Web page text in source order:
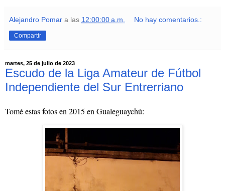
Alejandro Pomar a las 12:00:00 a.m. No hay comentarios.:
Compartir
martes, 25 de julio de 2023
Escudo de la Liga Amateur de Fútbol
Independiente del Sur Entrerriano
Tomé estas fotos en 2015 en Gualeguaychú: